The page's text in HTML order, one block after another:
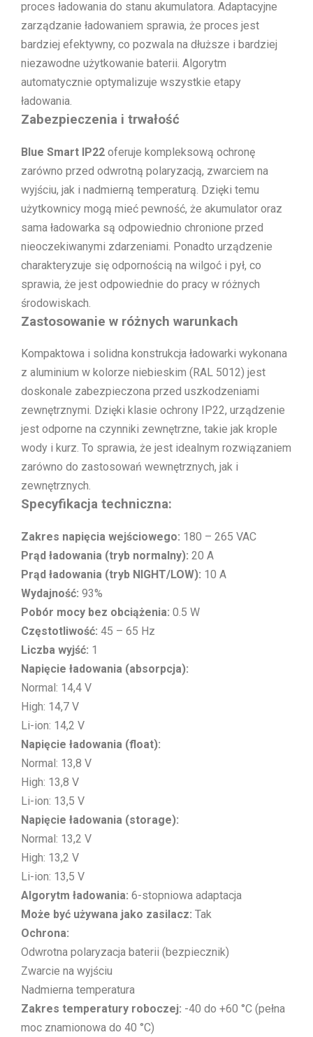
proces ładowania do stanu akumulatora. Adaptacyjne
zarządzanie ładowaniem sprawia, że proces jest
bardziej efektywny, co pozwala na dłuższe i bardziej
niezawodne użytkowanie baterii. Algorytm
automatycznie optymalizuje wszystkie etapy
ładowania.
Zabezpieczenia i trwałość
Blue Smart IP22 oferuje kompleksową ochronę
zarówno przed odwrotną polaryzacją, zwarciem na
wyjściu, jak i nadmierną temperaturą. Dzięki temu
użytkownicy mogą mieć pewność, że akumulator oraz
sama ładowarka są odpowiednio chronione przed
nieoczekiwanymi zdarzeniami. Ponadto urządzenie
charakteryzuje się odpornością na wilgoć i pył, co
sprawia, że jest odpowiednie do pracy w różnych
środowiskach.
Zastosowanie w różnych warunkach
Kompaktowa i solidna konstrukcja ładowarki wykonana
z aluminium w kolorze niebieskim (RAL 5012) jest
doskonale zabezpieczona przed uszkodzeniami
zewnętrznymi. Dzięki klasie ochrony IP22, urządzenie
jest odporne na czynniki zewnętrzne, takie jak krople
wody i kurz. To sprawia, że jest idealnym rozwiązaniem
zarówno do zastosowań wewnętrznych, jak i
zewnętrznych.
Specyfikacja techniczna:
Zakres napięcia wejściowego: 180 – 265 VAC
Prąd ładowania (tryb normalny): 20 A
Prąd ładowania (tryb NIGHT/LOW): 10 A
Wydajność: 93%
Pobór mocy bez obciążenia: 0.5 W
Częstotliwość: 45 – 65 Hz
Liczba wyjść: 1
Napięcie ładowania (absorpcja):
Normal: 14,4 V
High: 14,7 V
Li-ion: 14,2 V
Napięcie ładowania (float):
Normal: 13,8 V
High: 13,8 V
Li-ion: 13,5 V
Napięcie ładowania (storage):
Normal: 13,2 V
High: 13,2 V
Li-ion: 13,5 V
Algorytm ładowania: 6-stopniowa adaptacja
Może być używana jako zasilacz: Tak
Ochrona:
Odwrotna polaryzacja baterii (bezpiecznik)
Zwarcie na wyjściu
Nadmierna temperatura
Zakres temperatury roboczej: -40 do +60 °C (pełna
moc znamionowa do 40 °C)